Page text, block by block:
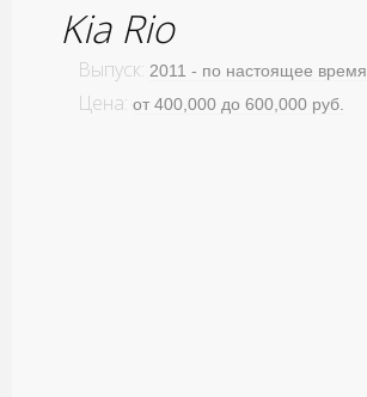
Kia Rio
Выпуск: 2011 - по настоящее время
Цена: от 400,000 до 600,000 руб.